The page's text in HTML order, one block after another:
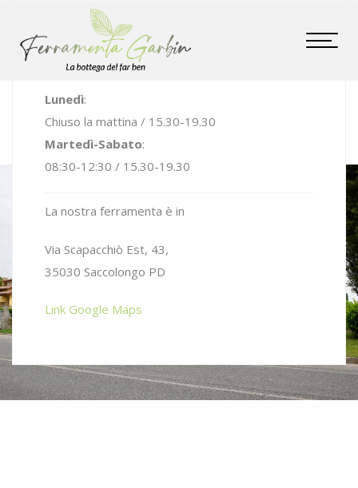
to
primary
Skip
content
I NOSTRI ORARI
Ferramenta Garbin
Lunedì:
Chiuso la mattina / 15.30-19.30
Martedì-Sabato:
08:30-12:30 / 15.30-19.30
La nostra ferramenta è in
Via Scapacchiò Est, 43,
35030 Saccolongo PD
Link Google Maps